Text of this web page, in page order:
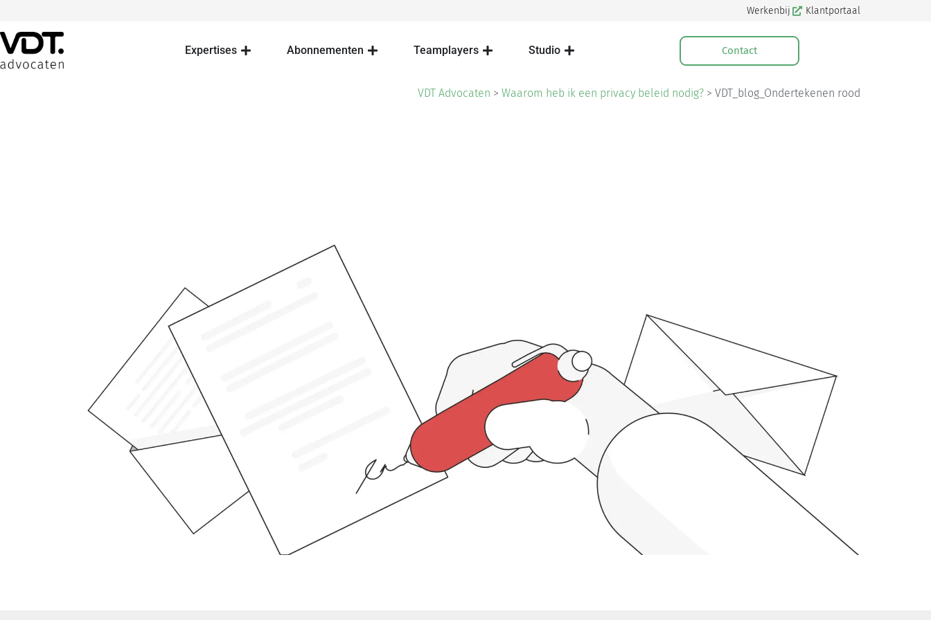
Werkenbij Klantportaal
Expertises Abonnementen Teamplayers Studio Contact
VDT Advocaten > Waarom heb ik een privacy beleid nodig? > VDT_blog_Ondertekenen rood